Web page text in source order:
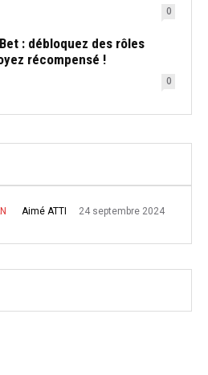
0
: débloquez des rôles
récompensé !
0
Aimé ATTI 24 septembre 2024